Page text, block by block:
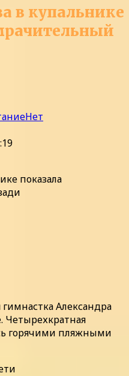
в купальнике
Нет
показала
Александра
Четырехкратная
горячими пляжными